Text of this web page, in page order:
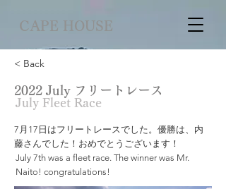
CAPE HOUSE
< Back
2022 July フリートレース
July Fleet Race
7月17日はフリートレースでした。優勝は、内
藤さんでした！おめでとうございます！
July 7th was a fleet race. The winner was Mr.
Naito! congratulations!